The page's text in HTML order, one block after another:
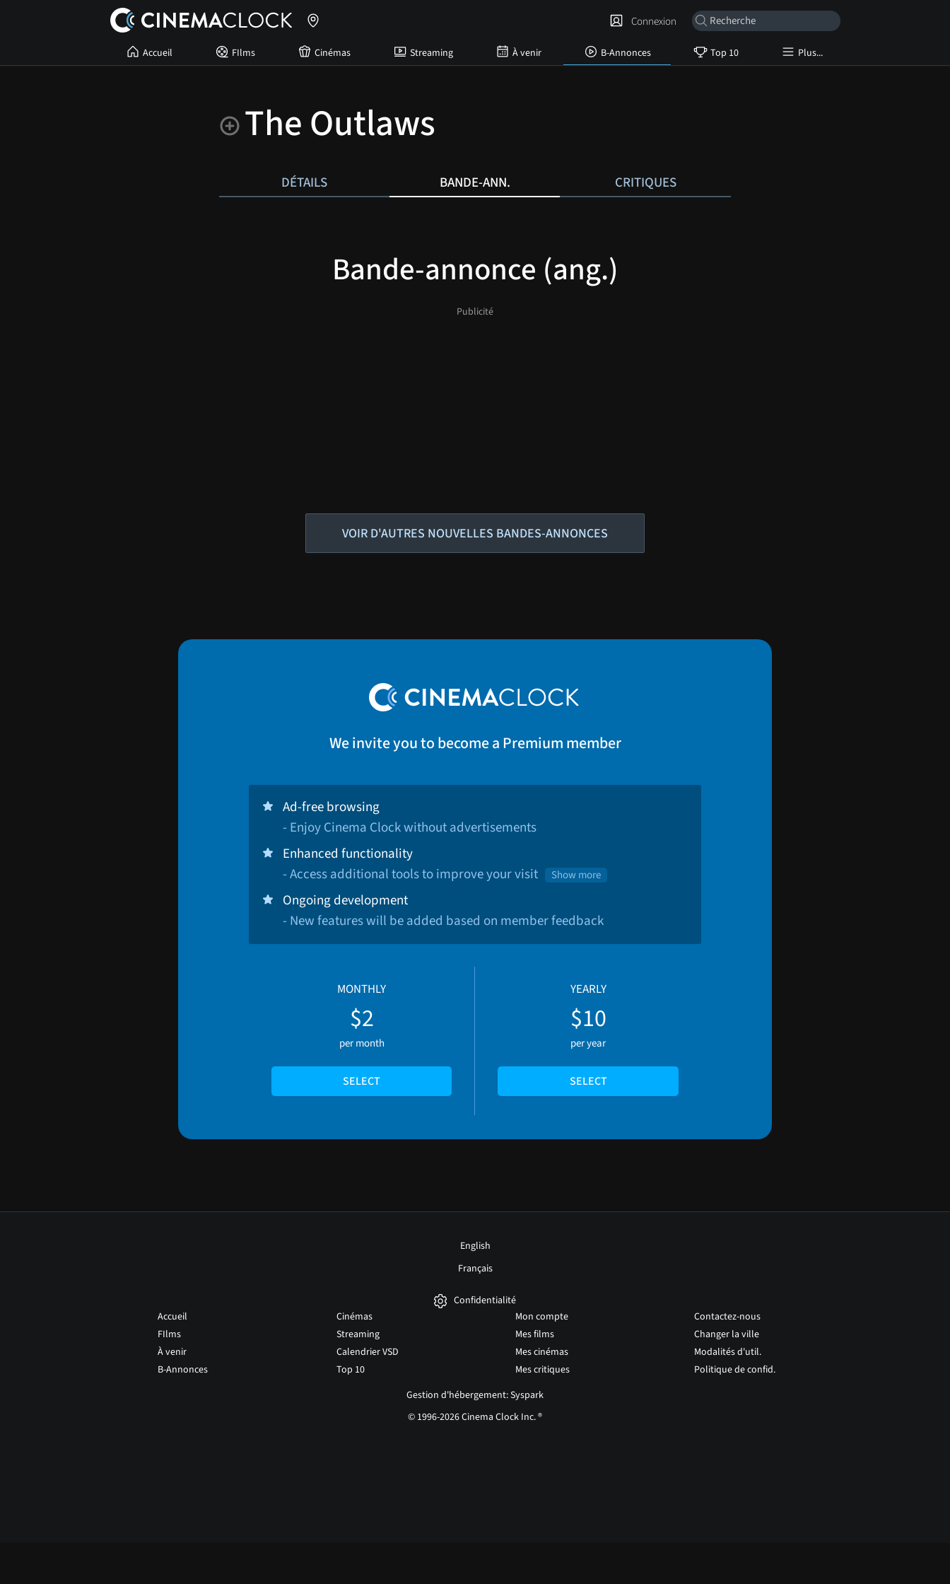
Accueil FIlms Cinémas Streaming À venir B-Annonces Top 10 Plus...
Connexion
The Outlaws
DÉTAILS BANDE-ANN. CRITIQUES
Bande-annonce (ang.)
VOIR D'AUTRES NOUVELLES BANDES-ANNONCES
We invite you to become a Premium member
Ad-free browsing
- Enjoy Cinema Clock without advertisements
Enhanced functionality
- Access additional tools to improve your visit
Show more
Ongoing development
- New features will be added based on member feedback
MONTHLY
$2
per month
SELECT
YEARLY
$10
per year
SELECT
English
Français
Confidentialité
Accueil
FIlms
À venir
B-Annonces
Cinémas
Streaming
Calendrier VSD
Top 10
Mon compte
Mes films
Mes cinémas
Mes critiques
Contactez-nous
Changer la ville
Modalités d'util.
Politique de confid.
Gestion d'hébergement: Syspark
© 1996-2026 Cinema Clock Inc. ®